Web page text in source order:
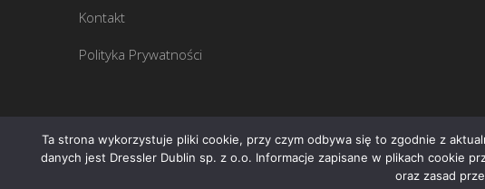
Kontakt
Polityka Prywatności
Ta strona wykorzystuje pliki cookie, przy czym odbywa się to zgodnie z
danych jest Dressler Dublin sp. z o.o. Informacje zapisane w plikach cookie
oraz zasad